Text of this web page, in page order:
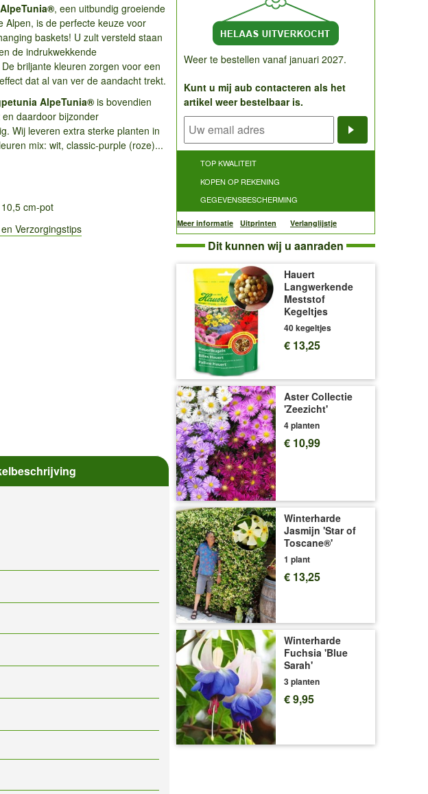
, een uitbundig groeiende
Alpen, is de perfecte keuze voor
baskets! U zult versteld staan
de indrukwekkende
briljante kleuren zorgen voor een
dat al van ver de aandacht trekt.
AlpeTunia® is bovendien
daardoor bijzonder
Wij leveren extra sterke planten in
mix: wit, classic-purple (roze)...
10,5 cm-pot
Verzorgingstips
Weer te bestellen vanaf januari 2027.
Kunt u mij aub contacteren als het
artikel weer bestelbaar is.
TOP KWALITEIT
KOPEN OP REKENING
GEGEVENSBESCHERMING
Meer informatie Uitprinten Verlanglijstje
Dit kunnen wij u aanraden
Hauert
Langwerkende
Meststof
Kegeltjes
40 kegeltjes
€ 13,25
Aster Collectie
'Zeezicht'
4 planten
€ 10,99
Winterharde
Jasmijn 'Star of
Toscane®'
1 plant
€ 13,25
Winterharde
Fuchsia 'Blue
Sarah'
3 planten
€ 9,95